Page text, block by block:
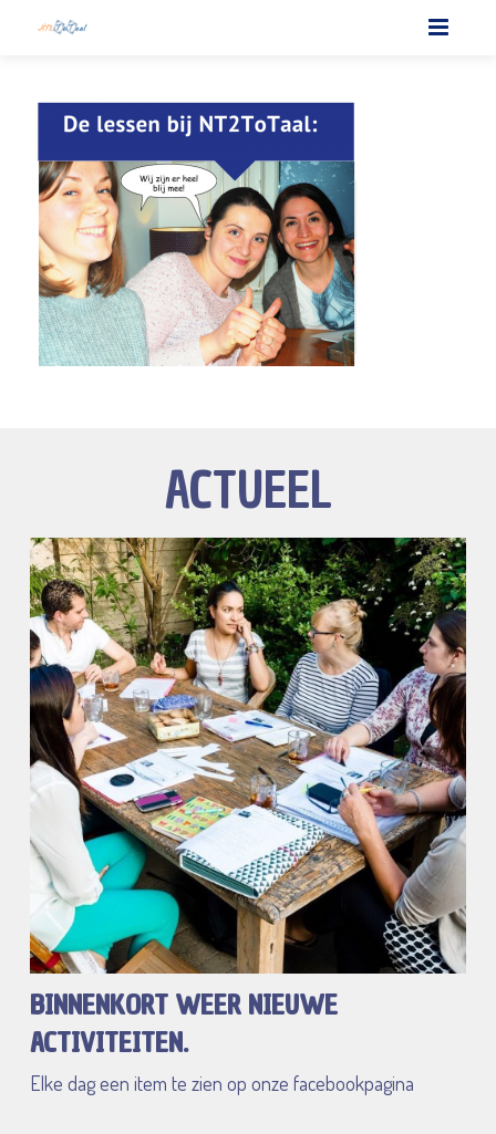
ACTUEEL
BINNENKORT WEER NIEUWE
ACTIVITEITEN.
Elke dag een item te zien op onze facebookpagina